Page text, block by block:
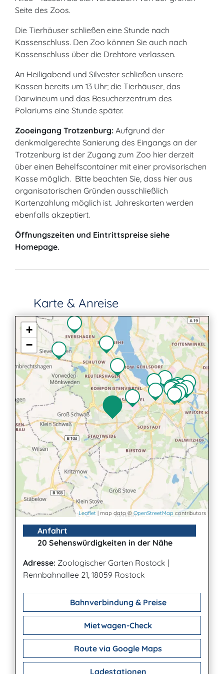
Seite des Zoos.
Die Tierhäuser schließen eine Stunde nach
Kassenschluss. Den Zoo können Sie auch nach
Kassenschluss über die Drehtore verlassen.
An Heiligabend und Silvester schließen unsere
Kassen bereits um 13 Uhr; die Tierhäuser, das
Darwineum und das Besucherzentrum des
Polariums eine Stunde später.
Zooeingang Trotzenburg: Aufgrund der
denkmalgerechte Sanierung des Eingangs an der
Trotzenburg ist der Zugang zum Zoo hier derzeit
über einen Behelfscontainer mit einer provisorischen
Kasse möglich. Bitte beachten Sie, dass hier aus
organisatorischen Gründen ausschließlich
Kartenzahlung möglich ist. Jahreskarten werden
ebenfalls akzeptiert.
Öffnungszeiten und Eintrittspreise siehe
Homepage.
Karte & Anreise
+
−
Leaflet | map data ©OpenStreetMap contributors
Anfahrt
20 Sehenswürdigkeiten in der Nähe
Adresse: Zoologischer Garten Rostock |
Rennbahnallee 21, 18059 Rostock
Bahnverbindung & Preise
Mietwagen-Check
Route via Google Maps
Ladestationen